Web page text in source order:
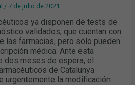
/ 7 de julio de 2021
ya disponen de tests de
validados, que cuentan con
las farmacias, pero sólo pueden
médica. Ante esta
dos meses de espera, el
de Catalunya
urgentemente la modificación